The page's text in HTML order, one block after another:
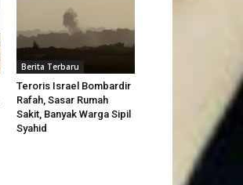
Berita Terbaru
Teroris Israel Bombardir
Rafah, Sasar Rumah
Sakit, Banyak Warga Sipil
Syahid